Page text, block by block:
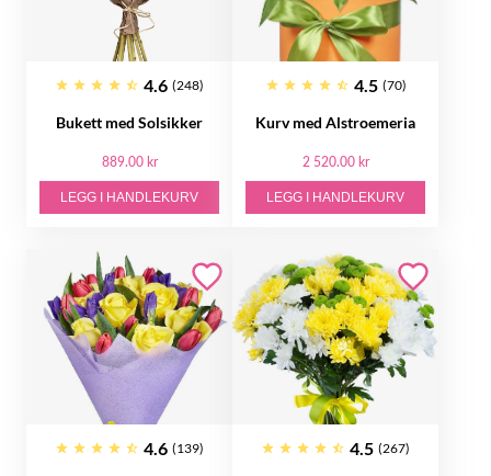
4.6 (248)
Bukett med Solsikker
889.00 kr
LEGG I HANDLEKURV
4.5 (70)
Kurv med Alstroemeria
2 520.00 kr
LEGG I HANDLEKURV
4.6 (139) 4.5 (267)